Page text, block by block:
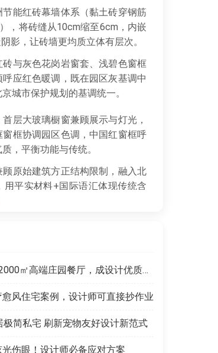
能红砖幕墙体系（黏土砖穿钢筋
，将砖缝从10cm缩至6cm，内嵌
影，让砖墙更均质立体有层次。
与灰色花岗岩窗套、浅碧色窗框
应红色暖调，既在园区灰基调中
城市保护规划的基调统一。
层大玻璃橱窗兼顾展示与灯光，
框协调园区色调，中国红窗框呼
，平衡功能与传统。
原始建筑方正结构限制，融入北
用平实材料+国际语汇体现传统含
象国际化与北京传统特色的融合。
工业红砖造12000㎡高端庄园餐厅，成设计优质范本
风住宅案例，设计师可直接抄作业
极简私宅 刷新宠物友好设计新范式
伤眼！设计师必备应对方案